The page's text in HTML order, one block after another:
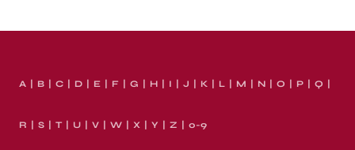
A B C D E F G H I J K L M N O P Q
R S T U V W X Y Z 0-9